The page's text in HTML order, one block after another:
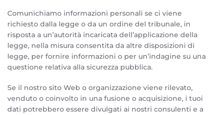
Comunichiamo informazioni personali se ci viene
richiesto dalla legge o da un ordine del tribunale, in
risposta a un’autorità incaricata dell’applicazione della
legge, nella misura consentita da altre disposizioni di
legge, per fornire informazioni o per un’indagine su una
questione relativa alla sicurezza pubblica.
Se il nostro sito Web o organizzazione viene rilevato,
venduto o coinvolto in una fusione o acquisizione, i tuoi
dati potrebbero essere divulgati ai nostri consulenti e a